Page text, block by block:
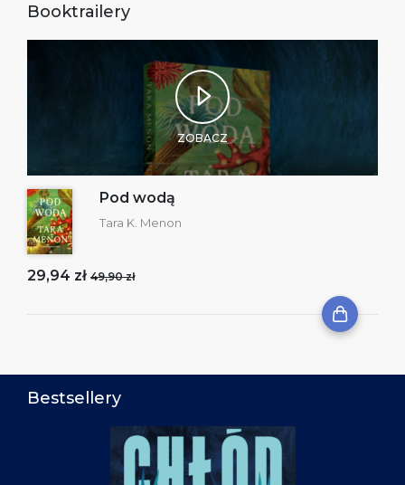
Booktrailery
ZOBACZ
Pod wodą
Tara K. Menon
29,94 zł 49,90 zł
Bestsellery